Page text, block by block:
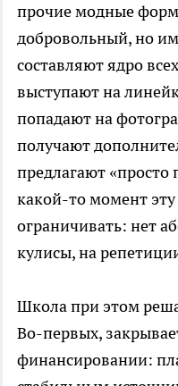
прочие модные
добровольный, но
составляют ядро
выступают на
попадают на
получают
предлагают «просто
какой-то момент
ограничивать: нет
кулисы, на
Школа при этом
Во-первых,
финансировании: